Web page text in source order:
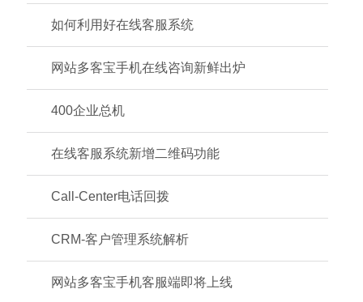
如何利用好在线客服系统
网站多客宝手机在线咨询新鲜出炉
400企业总机
在线客服系统新增二维码功能
Call-Center电话回拨
CRM-客户管理系统解析
网站多客宝手机客服端即将上线